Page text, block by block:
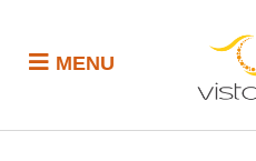
MENU